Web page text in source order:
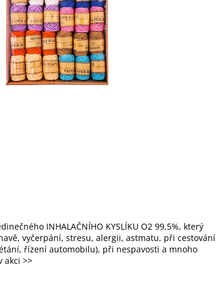
INHALAČNÍHO KYSLÍKU O2 99,5%, který
vyčerpání, stresu, alergii, astmatu, při cestování
řízení automobilu), při nespavosti a mnoho
akci >>